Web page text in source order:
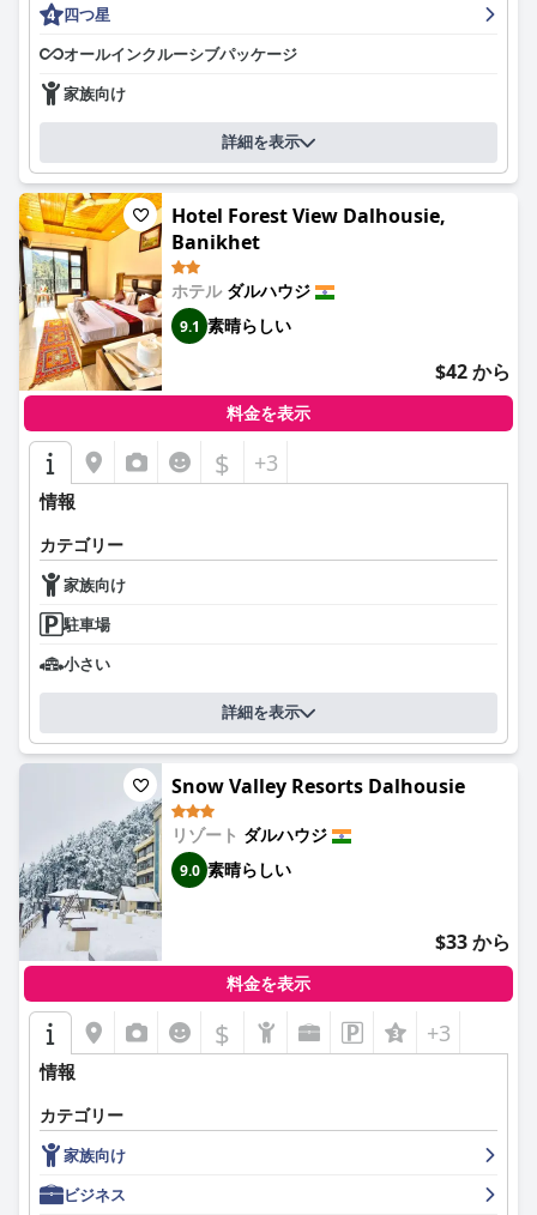
四つ星
オールインクルーシブパッケージ
家族向け
詳細を表示
Hotel Forest View Dalhousie,
Banikhet
ホテル ダルハウジ
9.1 素晴らしい
$42 から
料金を表示
$ +3
情報
カテゴリー
家族向け
駐車場
小さい
詳細を表示
Snow Valley Resorts Dalhousie
リゾート ダルハウジ
9.0 素晴らしい
$33 から
料金を表示
$ +3
情報
カテゴリー
家族向け
ビジネス